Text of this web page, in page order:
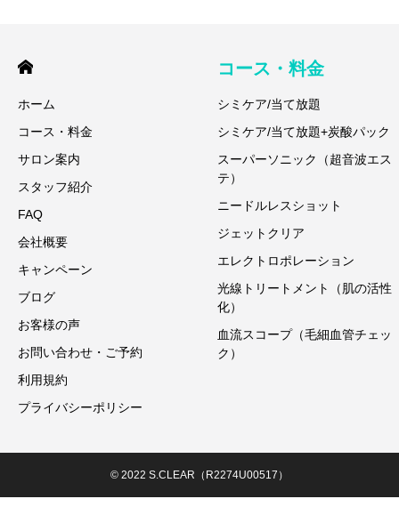
ホーム
コース・料金
サロン案内
スタッフ紹介
FAQ
会社概要
キャンペーン
ブログ
お客様の声
お問い合わせ・ご予約
利用規約
プライバシーポリシー
コース・料金
シミケア/当て放題
シミケア/当て放題+炭酸パック
スーパーソニック（超音波エス
テ）
ニードルレスショット
ジェットクリア
エレクトロポレーション
光線トリートメント（肌の活性
化）
血流スコープ（毛細血管チェッ
ク）
© 2022 S.CLEAR（R2274U00517）